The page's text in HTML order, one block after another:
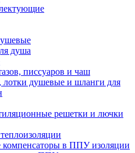
душа
писсуаров и чаш
душевые и шланги для
решетки и лючки
в ППУ изоляции